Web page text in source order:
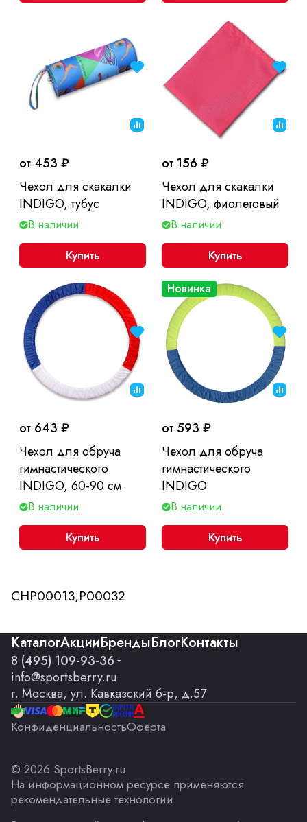
от 453 ₽
Чехол для скакалки
INDIGO, тубус
В наличии
Купить
от 156 ₽
Чехол для скакалки
INDIGO, фиолетовый
В наличии
Купить
от 643 ₽
Чехол для обруча
гимнастического
INDIGO, 60-90 см
В наличии
Купить
Новинка
от 593 ₽
Чехол для обруча
гимнастического
INDIGO
В наличии
Купить
CHP00013,P00032
КаталогАкцииБрендыБлогКонтакты
8 (495) 109-93-36
info@sportsberry.ru
г. Москва, ул. Кавказский б-р, д.57
КонфиденциальностьОферта
© 2026 SportsBerry.ru
На информационном ресурсе применяются
рекомендательные технологии.